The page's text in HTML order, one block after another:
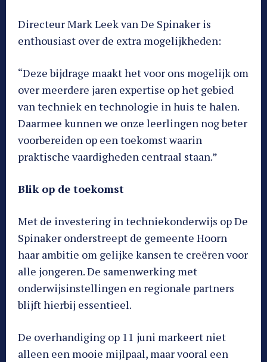
Directeur Mark Leek van De Spinaker is
enthousiast over de extra mogelijkheden:
“Deze bijdrage maakt het voor ons mogelijk om
over meerdere jaren expertise op het gebied
van techniek en technologie in huis te halen.
Daarmee kunnen we onze leerlingen nog beter
voorbereiden op een toekomst waarin
praktische vaardigheden centraal staan.”
Blik op de toekomst
Met de investering in techniekonderwijs op De
Spinaker onderstreept de gemeente Hoorn
haar ambitie om gelijke kansen te creëren voor
alle jongeren. De samenwerking met
onderwijsinstellingen en regionale partners
blijft hierbij essentieel.
De overhandiging op 11 juni markeert niet
alleen een mooie mijlpaal, maar vooral een